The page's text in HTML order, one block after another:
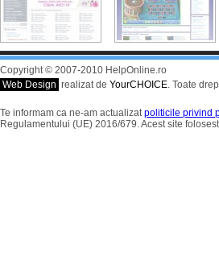
Copyright © 2007-2010 HelpOnline.ro
Web Design realizat de YourCHOICE. Toate
Te informam ca ne-am actualizatpoliticile privind
Regulamentului (UE) 2016/679. Acest site